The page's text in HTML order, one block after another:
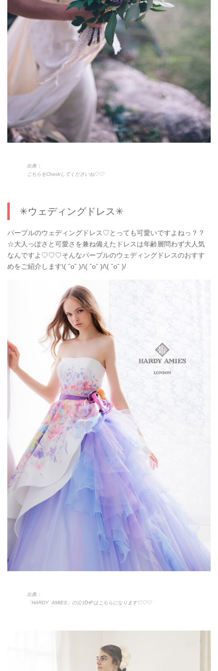
出典：
こちらをCheckしてくださいね♡♡
✳︎ウェディングドレス✳︎
パープルのウェディングドレス♡とっても可愛いですよねっ？？
☆大人っぽさと可愛さを兼ね備えたドレスは年齢層問わず大人気
なんですよ♡♡♡そんなパープルのウェディングドレスのおすす
めをご紹介します\( ˆoˆ )/\( ˆoˆ )/\( ˆoˆ )/
出典：
「HARDY AMIES」の公式HPはこちらになります♡♡♡